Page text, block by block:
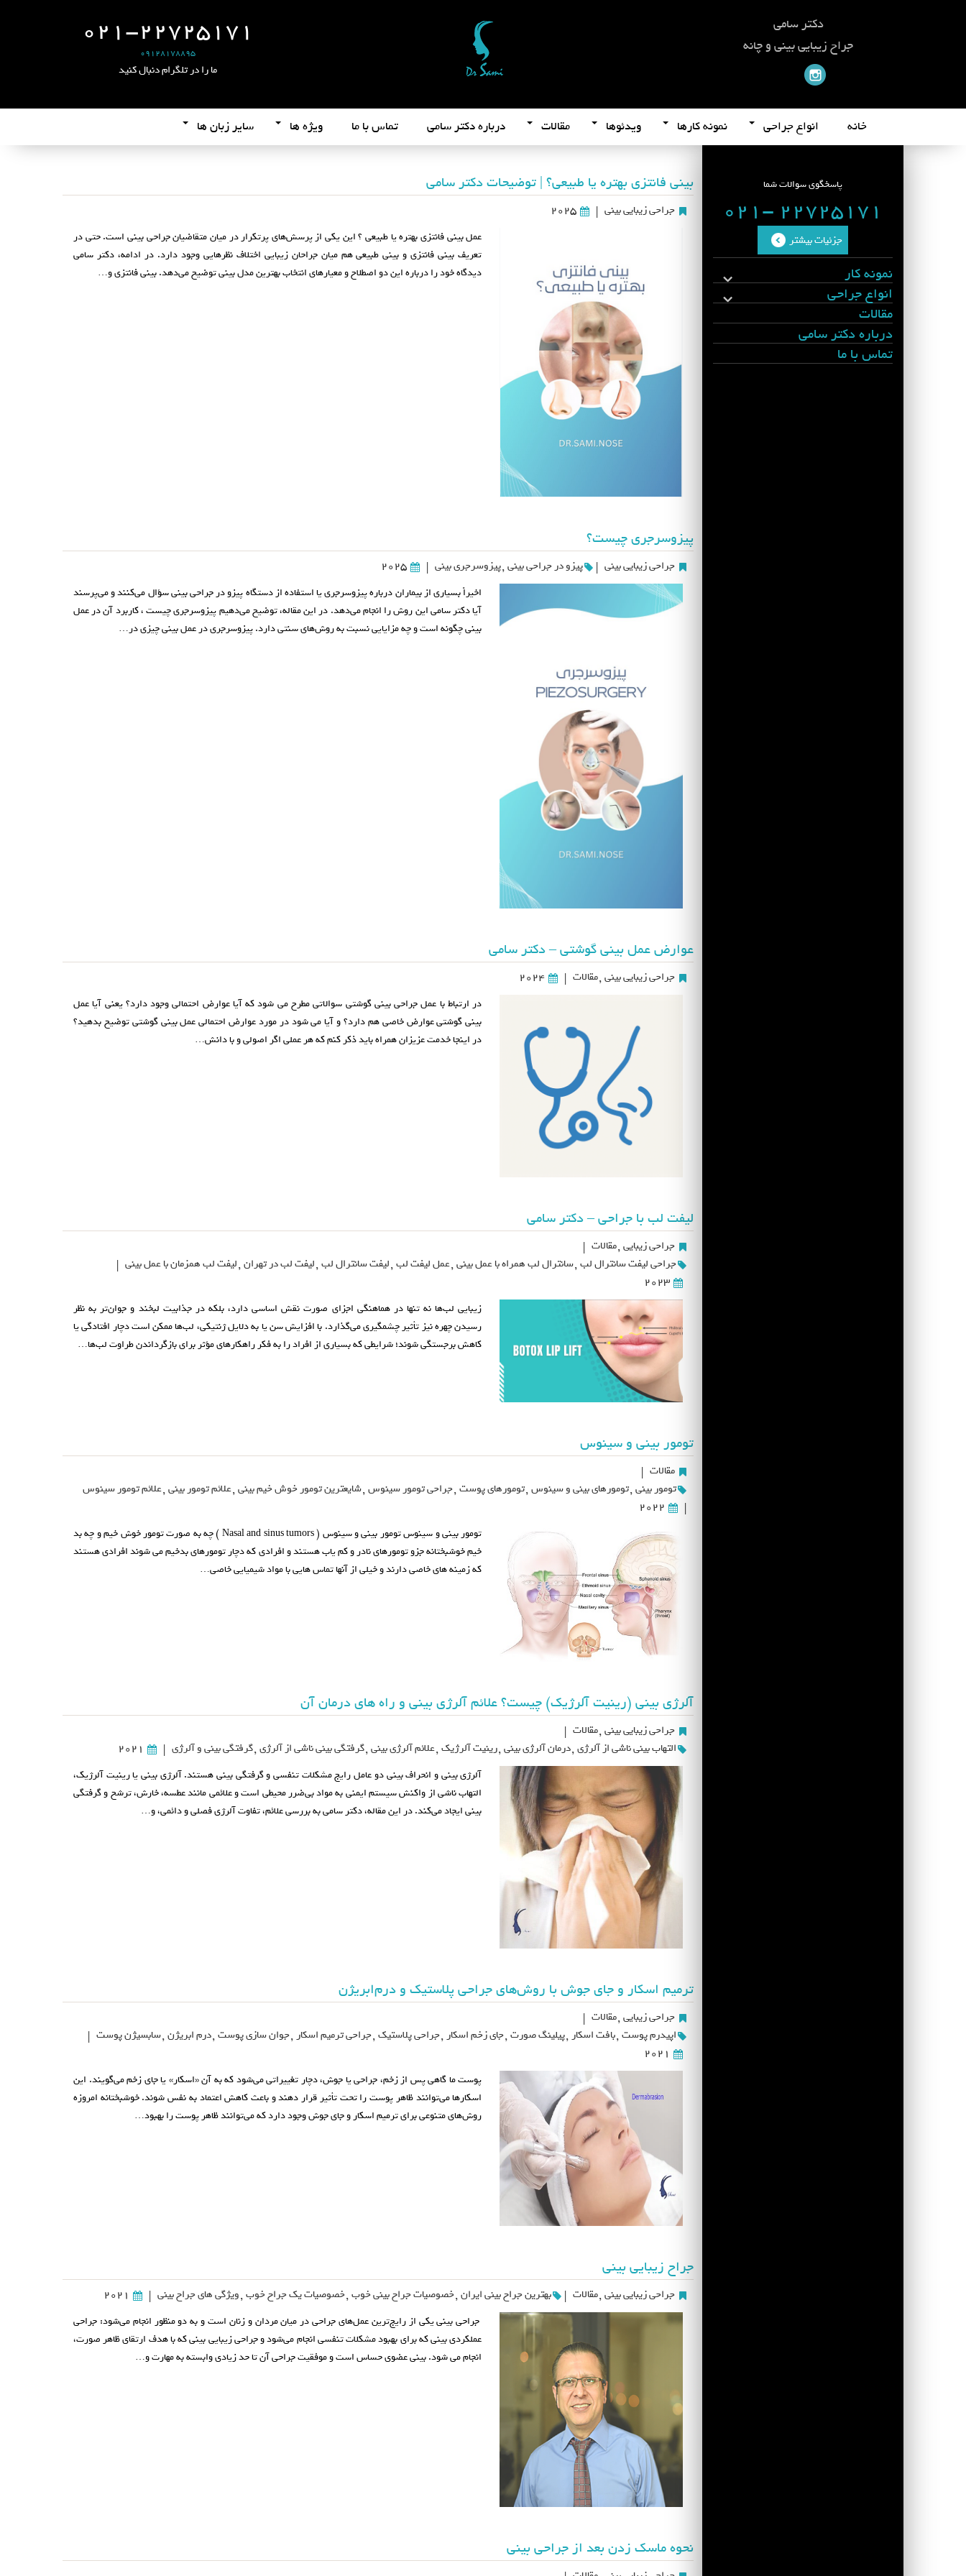
021-22725171
09128178895
ما را در تلگرام دنبال کنید
دکتر سامی
جراح زیبایی بینی و چانه
خانه انواع جراحی نمونه کارها ویدئوها مقالات درباره دکتر سامی تماس با ما ویژه ها سایر زبان ها
بینی فانتزی بهتره یا طبیعی؟ | توضیحات دکتر سامی
جراحی زیبایی بینی |
2025
عمل بینی فانتزی بهتره یا طبیعی ؟ این یکی از پرسش‌های پرتکرار در میان متقاضیان جراحی بینی است. حتی در
تعریف بینی فانتزی و بینی طبیعی هم میان جراحان زیبایی اختلاف‌ نظرهایی وجود دارد. در ادامه، دکتر سامی
دیدگاه خود را درباره این دو اصطلاح و معیارهای انتخاب بهترین مدل بینی توضیح می‌دهد. بینی فانتزی و…
پیزوسرجری چیست؟
جراحی زیبایی بینی | پیزو در جراحی بینی ,پیزوسرجری بینی |
2025
اخیراً بسیاری از بیماران درباره پیزوسرجری یا استفاده از دستگاه پیزو در جراحی بینی سؤال می‌کنند و می‌پرسند
آیا دکتر سامی این روش را انجام می‌دهد. در این مقاله، توضیح می‌دهیم پیزوسرجری چیست ، کاربرد آن در عمل
بینی چگونه است و چه مزایایی نسبت به روش‌های سنتی دارد. پیزوسرجری در عمل بینی چیزی در…
عوارض عمل بینی گوشتی – دکتر سامی
جراحی زیبایی بینی ,مقالات |
2024
در ارتباط با عمل جراحی بینی گوشتی سوالاتی مطرح می شود که آیا عوارض احتمالی وجود دارد؟ یعنی آیا عمل
بینی گوشتی عوارض خاصی هم دارد؟ و آیا می شود در مورد عوارض احتمالی عمل بینی گوشتی توضیح بدهید؟
در اینجا خدمت عزیزان همراه باید ذکر کنم که هر عملی اگر اصولی و با دانش…
لیفت لب با جراحی – دکتر سامی
جراحی زیبایی ,مقالات |
جراحی لیفت سانترال لب ,سانترال لب همراه با عمل بینی ,عمل لیفت لب ,لیفت سانترال لب ,لیفت لب در تهران ,لیفت لب همزمان با عمل بینی |
2023
زیبایی لب‌ها نه تنها در هماهنگی اجزای صورت نقش اساسی دارد، بلکه در جذابیت لبخند و جوان‌تر به نظر
رسیدن چهره نیز تأثیر چشمگیری می‌گذارد. با افزایش سن یا به دلایل ژنتیکی، لب‌ها ممکن است دچار افتادگی یا
کاهش برجستگی شوند؛ شرایطی که بسیاری از افراد را به فکر راهکارهای مؤثر برای بازگرداندن طراوت لب‌ها…
تومور بینی و سینوس
مقالات |
تومور بینی ,تومورهای بینی و سینوس ,تومورهای پوست ,جراحی تومور سینوس ,شایعترین تومور خوش خیم بینی ,علائم تومور بینی ,علائم تومور سینوس
|
2022
تومور بینی و سینوس تومور بینی و سینوس ( Nasal and sinus tumors ) چه به صورت تومور خوش خیم و چه بد
خیم خوشبختانه جزو تومورهای نادر و کم یاب هستند و افرادی که دچار تومورهای بدخیم می شوند افرادی هستند
که زمینه های خاصی دارند و خیلی از آنها تماس هایی با مواد شیمیایی خاصی…
آلرژی بینی (رینیت آلرژیک) چیست؟ علائم آلرژی بینی و راه های درمان آن
جراحی زیبایی بینی ,مقالات |
التهاب بینی ناشی از آلرژی ,درمان آلرژی بینی ,رینیت آلرژیک ,علائم آلرژی بینی ,گرفتگی بینی ناشی از آلرژی ,گرفتگی بینی و آلرژی |
2021
آلرژی بینی و انحراف بینی دو عامل رایج مشکلات تنفسی و گرفتگی بینی هستند. آلرژی بینی یا رینیت آلرژیک،
التهاب ناشی از واکنش سیستم ایمنی به مواد بی‌ضرر محیطی است و علائمی مانند عطسه، خارش، ترشح و گرفتگی
بینی ایجاد می‌کند. در این مقاله، دکتر سامی به بررسی علائم، تفاوت آلرژی فصلی و دائمی، و…
ترمیم اسکار و جای جوش با روش‌های جراحی پلاستیک و درم‌ابریژن
جراحی زیبایی ,مقالات |
اپیدرم پوست ,بافت اسکار ,پیلینگ صورت ,جای زخم اسکار ,جراحی پلاستیک ,جراحی ترمیم اسکار ,جوان سازی پوست ,درم ابریژن ,سابسیژن پوست |
2021
پوست ما گاهی پس از زخم، جراحی یا جوش، دچار تغییراتی می‌شود که به آن «اسکار» یا جای زخم می‌گویند. این
اسکارها می‌توانند ظاهر پوست را تحت تأثیر قرار دهند و باعث کاهش اعتماد به نفس شوند. خوشبختانه امروزه
روش‌های متنوعی برای ترمیم اسکار و جای جوش وجود دارد که می‌توانند ظاهر پوست را بهبود…
جراح زیبایی بینی
جراحی زیبایی بینی ,مقالات | بهترین جراح بینی ایران ,خصوصیات جراح بینی خوب ,خصوصیات یک جراح خوب ,ویژگی های جراح بینی |
2021
جراحی بینی یکی از رایج‌ترین عمل‌های جراحی در میان مردان و زنان است و به دو منظور انجام می‌شود: جراحی
عملکردی بینی که برای بهبود مشکلات تنفسی انجام می‌شود و جراحی زیبایی بینی که با هدف ارتقای ظاهر صورت،
انجام می شود. بینی عضوی حساس است و موفقیت جراحی آن تا حد زیادی وابسته به مهارت و…
نحوه ماسک زدن بعد از جراحی بینی
پاسخگوی سوالات شما
22725171 -021
جزئیات بیشتر
نمونه کار
انواع جراحی
مقالات
درباره دکتر سامی
تماس با ما